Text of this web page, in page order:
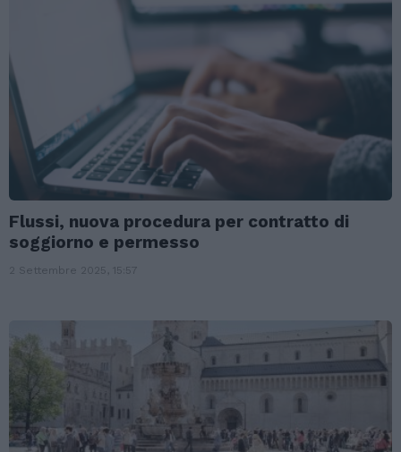
Flussi, nuova procedura per contratto di
soggiorno e permesso
2 Settembre 2025, 15:57